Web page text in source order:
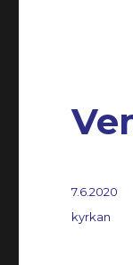
Postat
7.6.2020
Kategorier
kyrkan